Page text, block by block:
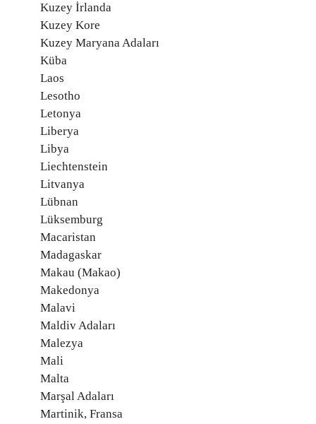
Kuzey İrlanda
Kuzey Kore
Kuzey Maryana Adaları
Küba
Laos
Lesotho
Letonya
Liberya
Libya
Liechtenstein
Litvanya
Lübnan
Lüksemburg
Macaristan
Madagaskar
Makau (Makao)
Makedonya
Malavi
Maldiv Adaları
Malezya
Mali
Malta
Marşal Adaları
Martinik, Fransa